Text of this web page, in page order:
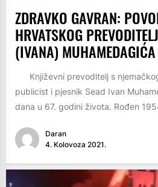
ZDRAVKO GAVRAN:
HRVATSKOG
(IVANA) MUHAMEDAGIĆA
Književni prevoditelj s
publicist i pjesnik Sead Ivan
dana u 67. godini života. Rođen
Daran
4. Kolovoza 2021.